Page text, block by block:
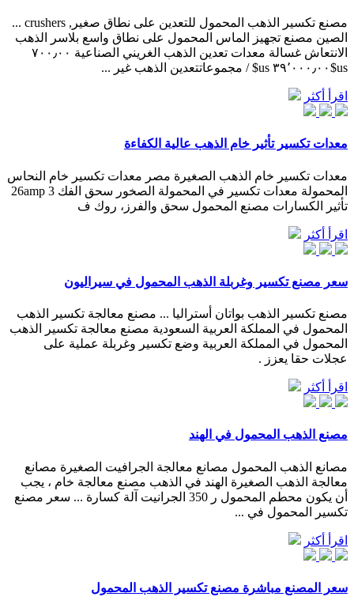
مصنع تكسير الذهب المحمول للتعدين على نطاق صغير, crushers ...
الصين مصنع تجهيز الماس المحمول على نطاق واسع بلاسر الذهب
الانتعاش غسالة معدات تعدين الذهب الغريني الصناعية ٧٠٠٫٠٠
us$٣٩٬٠٠٠٫٠٠ us$ / مجموعاتتعدين الذهب غير ...
اقرأ أكثر
معدات تكسير تأثير خام الذهب عالية الكفاءة
معدات تكسير خام الذهب الصغيرة مصر معدات تكسير خام النحاس
المحمولة معدات تكسير في المحمولة الصخور سحق الفك 26amp 3
تأثير الكسارات مصنع المحمول سحق والفرز، روك ف
اقرأ أكثر
سعر مصنع تكسير وغربلة الذهب المحمول في سيراليون
مصنع تكسير الذهب بواتان أستراليا ... مصنع معالجة تكسير الذهب
المحمول في المملكة العربية السعودية مصنع معالجة تكسير الذهب
المحمول في المملكة العربية وضع تكسير وغربلة عملية على
عجلات حقا يعزز .
اقرأ أكثر
مصنع الذهب المحمول في الهند
مصانع الذهب المحمول مصانع معالجة الجرافيت الصغيرة مصانع
معالجة الذهب الصغيرة الهند في الذهب مصنع معالجة خام ، يجب
أن يكون محطم المحمول ر 350 الجرانيت آلة كسارة ... سعر مصنع
تكسير المحمول في ...
اقرأ أكثر
سعر المصنع مباشرة مصنع تكسير الذهب المحمول